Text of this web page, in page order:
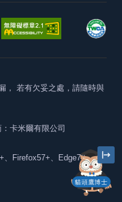
貓頭鷹博士
， 若有欠妥之處，請隨時與
：卡米爾有限公司
、Firefox57+、Edge79+及